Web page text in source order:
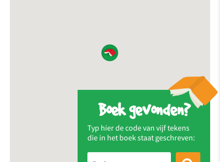
Boek gevonden?
Typ hier de code van vijf tekens
die in het boek staat geschreven: